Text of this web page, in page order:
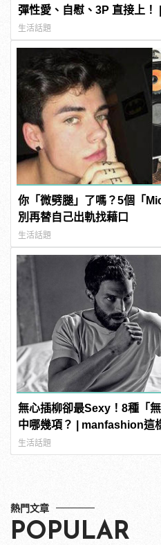
彈性愛、自慰、3P 直接上
生活話題
你「微劈腿」了嗎？5個「
別再替自己出軌找藉口
生活話題
無心插柳卻最Sexy！8種「
中哪幾項？ | manfashion這
生活話題
熱門文章
POPULAR